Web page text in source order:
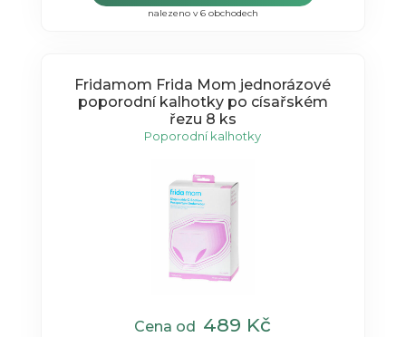
nalezeno v 6 obchodech
Fridamom Frida Mom jednorázové
poporodní kalhotky po císařském
řezu 8 ks
Poporodní kalhotky
Cena od 489 Kč